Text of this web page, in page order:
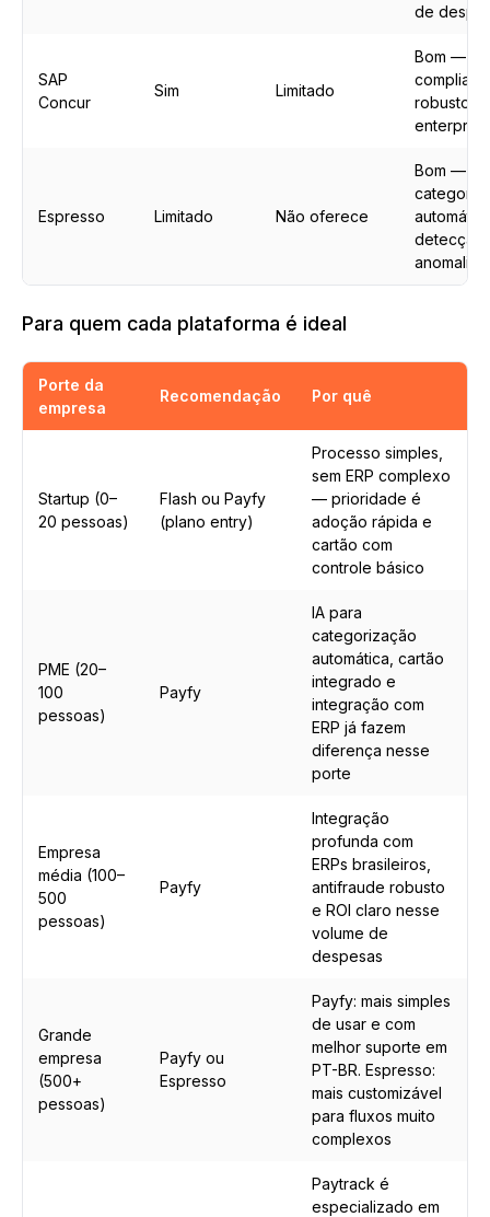
de
SAP
Concur
Sim Limitado
Bom —
robusto
enterprise
Espresso Limitado Não oferece
Bom —
detecção
anomalias
Para quem cada plataforma é ideal
Porte da
empresa
Recomendação Por quê
Startup (0–
20 pessoas)
Flash ou Payfy
(plano entry)
Processo simples,
sem ERP complexo
— prioridade é
adoção rápida e
cartão com
controle básico
PME (20–
100
pessoas)
Payfy
IA para
categorização
automática, cartão
integrado e
integração com
ERP já fazem
diferença nesse
porte
Empresa
média (100–
500
pessoas)
Payfy
Integração
profunda com
ERPs brasileiros,
antifraude robusto
e ROI claro nesse
volume de
despesas
Grande
empresa
(500+
pessoas)
Payfy ou
Espresso
Payfy: mais simples
de usar e com
melhor suporte em
PT-BR. Espresso:
mais customizável
para fluxos muito
complexos
Paytrack é
especializado em